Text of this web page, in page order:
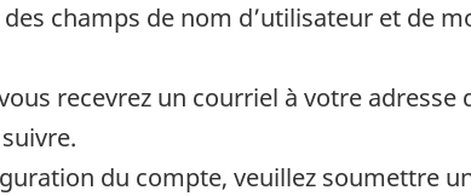
champs de nom d’utilisateur et de
recevrez un courriel à votre adresse
du compte, veuillez soumettre